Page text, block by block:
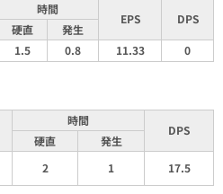
時間
EPS DPS
硬直
発生
1.5 0.8 11.33 0
時間
DPS
硬直
発生
2 1 17.5